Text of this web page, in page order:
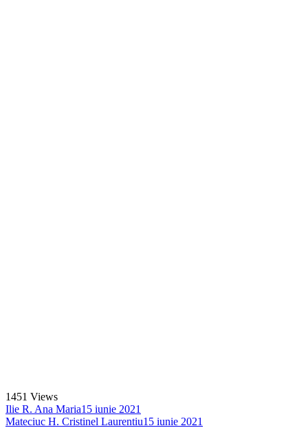
1451 Views
Ilie R. Ana Maria15 iunie 2021
Mateciuc H. Cristinel Laurentiu15 iunie 2021